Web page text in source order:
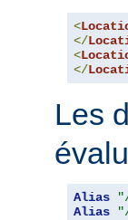
<
</
<
</
Les
Alias
Alias